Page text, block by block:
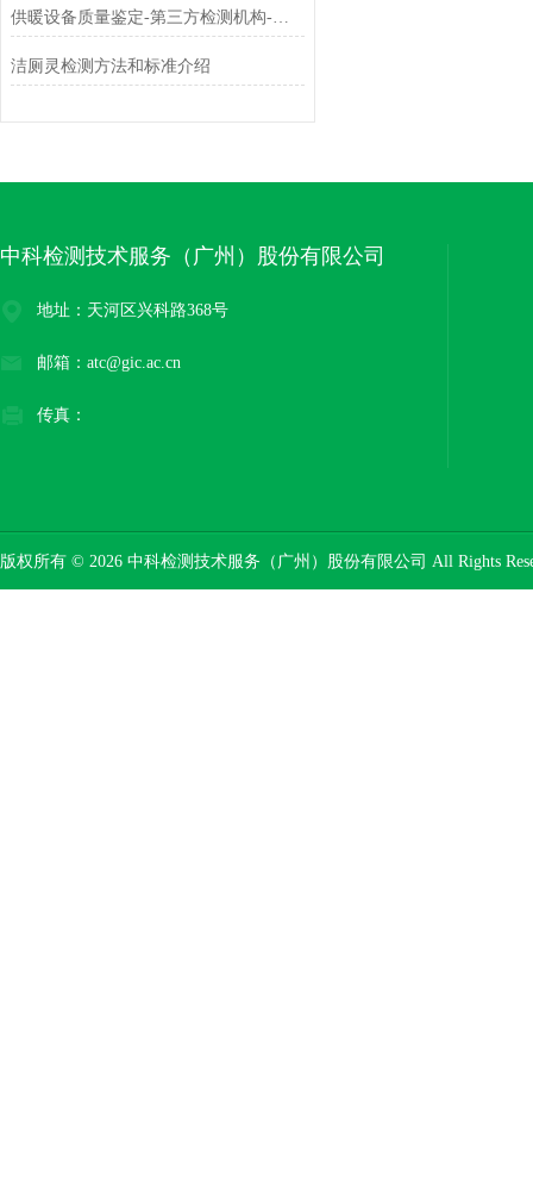
供暖设备质量鉴定-第三方检测机构-中科检测
洁厕灵检测方法和标准介绍
中科检测技术服务（广州）股份有限公司
地址：天河区兴科路368号
邮箱：atc@gic.ac.cn
传真：
版权所有 © 2026 中科检测技术服务（广州）股份有限公司 All Rights